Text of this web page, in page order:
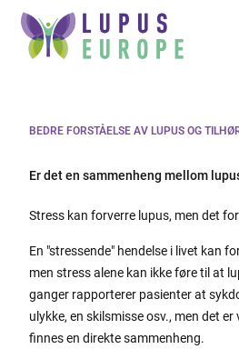
BEDRE FORSTÅELSE AV LUPUS OG
Er det en sammenheng mellom
Stress kan forverre lupus, men det
En "stressende" hendelse i livet kan
men stress alene kan ikke føre til at
ganger rapporterer pasienter at
ulykke, en skilsmisse osv., men det
finnes en direkte sammenheng.